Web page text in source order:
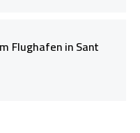
Flughafen in Sant